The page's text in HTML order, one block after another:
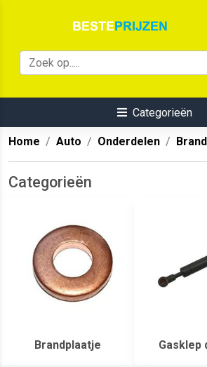
Categorieën
Home Auto Onderdelen
Categorieën
Brandplaatje Gasklep